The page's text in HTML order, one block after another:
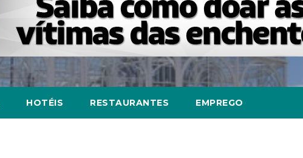
HOTÉIS RESTAURANTES EMPREGO